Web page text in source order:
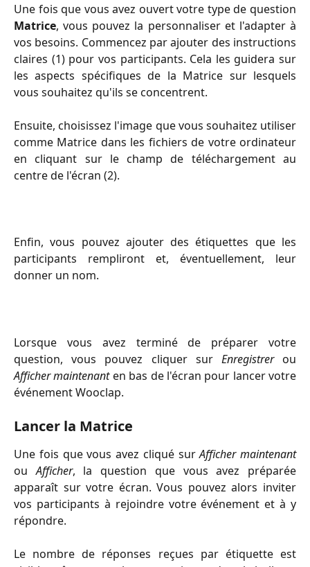
Une fois que vous avez ouvert votre type de question
Matrice, vous pouvez la personnaliser et l'adapter à
vos besoins. Commencez par ajouter des instructions
claires (1) pour vos participants. Cela les guidera sur
les aspects spécifiques de la Matrice sur lesquels
vous souhaitez qu'ils se concentrent.
Ensuite, choisissez l'image que vous souhaitez utiliser
comme Matrice dans les fichiers de votre ordinateur
en cliquant sur le champ de téléchargement au
centre de l'écran (2).
Enfin, vous pouvez ajouter des étiquettes que les
participants rempliront et, éventuellement, leur
donner un nom.
Lorsque vous avez terminé de préparer votre
question, vous pouvez cliquer sur Enregistrerou
Afficher maintenanten bas de l'écran pour lancer votre
événement Wooclap.
Lancer la Matrice
Une fois que vous avez cliqué surAfficher maintenant
ouAfficher, la question que vous avez préparée
apparaît sur votre écran. Vous pouvez alors inviter
vos participants à rejoindre votre événement et à y
répondre.
Le nombre de réponses reçues par étiquette est